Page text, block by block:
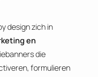
design zich in
en
die
formulieren